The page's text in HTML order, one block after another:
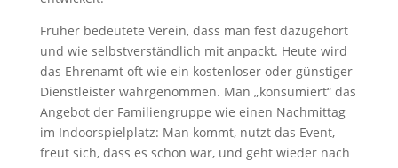
Früher bedeutete Verein, dass man fest dazugehört
und wie selbstverständlich mit anpackt. Heute wird
das Ehrenamt oft wie ein kostenloser oder günstiger
Dienstleister wahrgenommen. Man „konsumiert“ das
Angebot der Familiengruppe wie einen Nachmittag
im Indoorspielplatz: Man kommt, nutzt das Event,
freut sich, dass es schön war, und geht wieder nach